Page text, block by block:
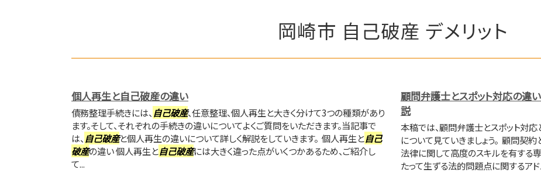
岡崎市 自己破産 デメリット
個人再生と自己破産の違い
債務整理手続きには、 自己破産、任意整理、個人再生と大きく分けて3つの種類があり
ます。そして、それぞれの手続きの違いについてよくご質問をいただきます。当記事で
は、 自己破産と個人再生の違いについて詳しく解説をしていきます。 個人再生と自己
破産の違い 個人再生と自己破産には大きく違った点がいくつかあるため、ご紹介し
て...
顧問弁護士とスポット対応の違
説
本稿では、顧問弁護士とスポット対応
について見ていきましょう。 顧問契
法律に関して高度のスキルを有する
たって生ずる法的問題点に関するア